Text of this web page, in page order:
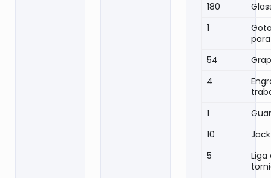
180
1
54
4
1
10
5
Liga